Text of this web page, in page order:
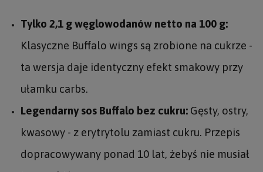
Tylko 2,1 g węglowodanów netto na 100 g:
Klasyczne Buffalo wings są zrobione na cukrze -
ta wersja daje identyczny efekt smakowy przy
ułamku carbs.
Legendarny sos Buffalo bez cukru: Gęsty, ostry,
kwasowy - z erytrytolu zamiast cukru. Przepis
dopracowywany ponad 10 lat, żebyś nie musiał